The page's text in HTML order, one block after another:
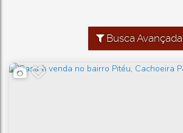
Busca Avançada